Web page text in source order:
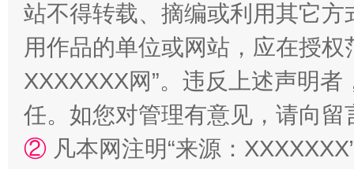
站不得转载、摘编或利用其它
用作品的单位或网站，应在授
XXXXXXX网”。违反上述声明
任。如您对管理有意见，请向
② 凡本网注明“来源：